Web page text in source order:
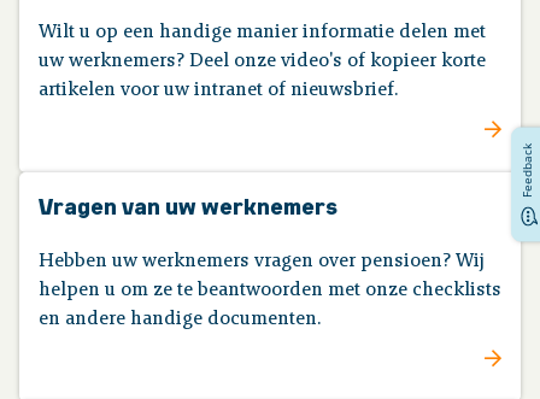
Wilt u op een handige manier informatie delen met
uw werknemers? Deel onze video's of kopieer korte
artikelen voor uw intranet of nieuwsbrief.
Vragen van uw werknemers
Hebben uw werknemers vragen over pensioen? Wij
helpen u om ze te beantwoorden met onze checklists
en andere handige documenten.
Feedback